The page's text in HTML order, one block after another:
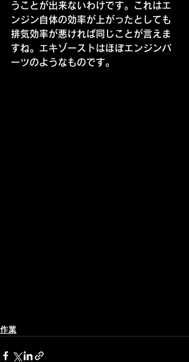
うことが出来ないわけです。これはエ
ンジン自体の効率が上がったとしても
排気効率が悪ければ同じことが言えま
すね。エキゾーストはほぼエンジンパ
ーツのようなものです。
作業